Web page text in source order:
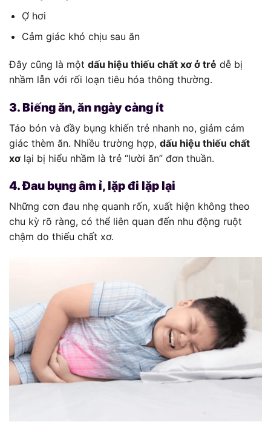
Ợ hơi
Cảm giác khó chịu sau ăn
Đây cũng là một dấu hiệu thiếu chất xơ ở trẻ dễ bị
nhầm lẫn với rối loạn tiêu hóa thông thường.
3. Biếng ăn, ăn ngày càng ít
Táo bón và đầy bụng khiến trẻ nhanh no, giảm cảm
giác thèm ăn. Nhiều trường hợp, dấu hiệu thiếu chất
xơ lại bị hiểu nhầm là trẻ “lười ăn” đơn thuần.
4. Đau bụng âm ỉ, lặp đi lặp lại
Những cơn đau nhẹ quanh rốn, xuất hiện không theo
chu kỳ rõ ràng, có thể liên quan đến nhu động ruột
chậm do thiếu chất xơ.